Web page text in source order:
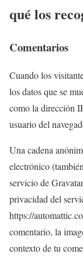
qué los
Comentarios
Cuando los
los datos que se
como la dirección
usuario del
Una cadena
electrónico
servicio de
privacidad del
https://
comentario, la
contexto de tu